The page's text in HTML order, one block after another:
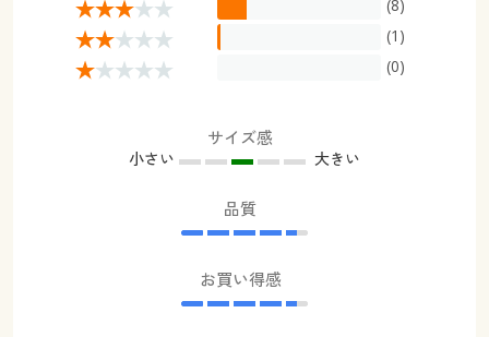
(8)
(1)
(0)
サイズ感
小さい 大きい
品質
お買い得感